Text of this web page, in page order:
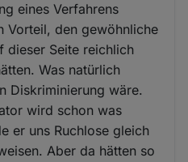
eines Verfahrens
Vorteil, den gewöhnliche
dieser Seite reichlich
Was natürlich
Diskriminierung wäre.
wird schon was
er uns Ruchlose gleich
Aber da hätten so